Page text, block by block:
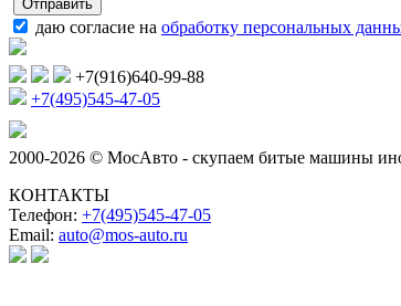
даю согласие на обработку персональных
+7(916)640-99-88
+7(495)545-47-05
2000-2026 © МосАвто - скупаем битые машины
КОНТАКТЫ
Телефон: +7(495)545-47-05
Email: auto@mos-auto.ru